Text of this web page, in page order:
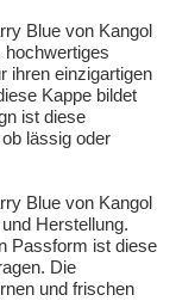
Blue von Kangol
hochwertiges
ihren einzigartigen
Kappe bildet
ist diese
lässig oder
Blue von Kangol
Herstellung.
Passform ist diese
Die
und frischen